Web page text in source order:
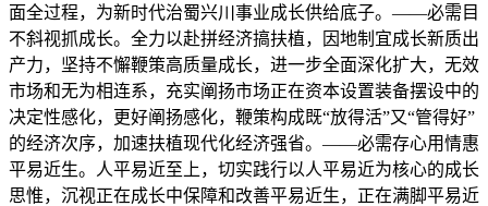
面全过程，为新时代治蜀兴川事业成长供给底子。——必需目
不斜视抓成长。全力以赴拼经济搞扶植，因地制宜成长新质出
产力，坚持不懈鞭策高质量成长，进一步全面深化扩大，无效
市场和无为相连系，充实阐扬市场正在资本设置装备摆设中的
决定性感化，更好阐扬感化，鞭策构成既“放得活”又“管得好”
的经济次序，加速扶植现代化经济强省。——必需存心用情惠
平易近生。人平易近至上，切实践行以人平易近为核心的成长
思惟，沉视正在成长中保障和改善平易近生，正在满脚平易近